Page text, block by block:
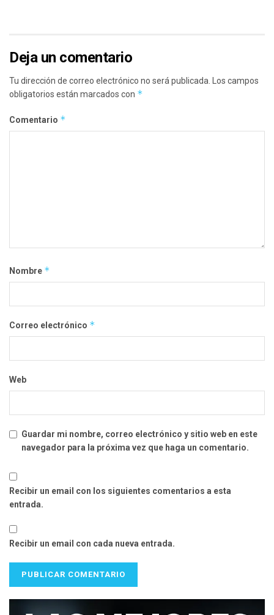
Deja un comentario
Tu dirección de correo electrónico no será publicada. Los campos
obligatorios están marcados con *
Comentario *
Nombre *
Correo electrónico *
Web
Guardar mi nombre, correo electrónico y sitio web en este
navegador para la próxima vez que haga un comentario.
Recibir un email con los siguientes comentarios a esta
entrada.
Recibir un email con cada nueva entrada.